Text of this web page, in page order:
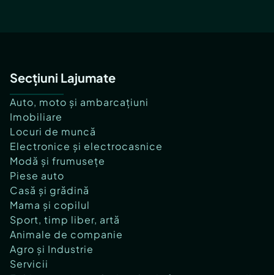
Secțiuni Lajumate
Auto, moto și ambarcațiuni
Imobiliare
Locuri de muncă
Electronice și electrocasnice
Modă și frumusețe
Piese auto
Casă și grădină
Mama și copilul
Sport, timp liber, artă
Animale de companie
Agro și Industrie
Servicii